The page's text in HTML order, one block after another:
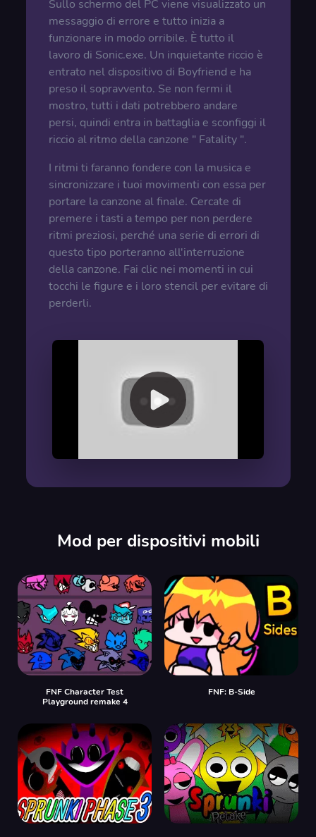
Sullo schermo del PC viene visualizzato un
messaggio di errore e tutto inizia a
funzionare in modo orribile. È tutto il
lavoro di Sonic.exe. Un inquietante riccio è
entrato nel dispositivo di Boyfriend e ha
preso il sopravvento. Se non fermi il
mostro, tutti i dati potrebbero andare
persi, quindi entra in battaglia e sconfiggi il
riccio al ritmo della canzone " Fatality ".
I ritmi ti faranno fondere con la musica e
sincronizzare i tuoi movimenti con essa per
portare la canzone al finale. Cercate di
premere i tasti a tempo per non perdere
ritmi preziosi, perché una serie di errori di
questo tipo porteranno all'interruzione
della canzone. Fai clic nei momenti in cui
tocchi le figure e i loro stencil per evitare di
perderli.
Mod per dispositivi mobili
FNF Character Test
Playground remake 4
FNF: B-Side